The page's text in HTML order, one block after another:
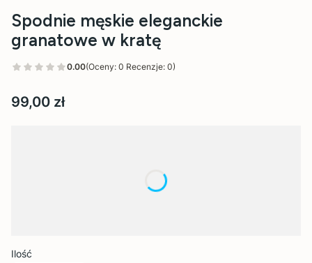
Spodnie męskie eleganckie
granatowe w kratę
0.00(Oceny: 0 Recenzje: 0)
Cena
99,00 zł
Ilość